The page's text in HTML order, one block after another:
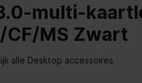
multi-
CF/MS Zwart
alle Desktop accessoires